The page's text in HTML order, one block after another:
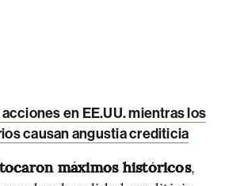
acciones en EE.UU. mientras los
causan angustia crediticia
máximos históricos,